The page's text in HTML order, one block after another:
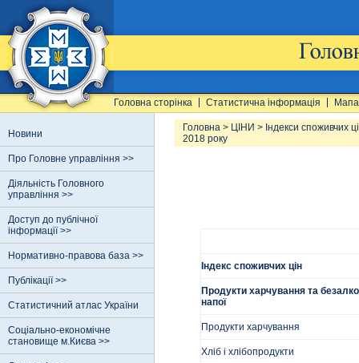
Головна сторінка Статистична інформація
Новини
Про Головне управління >>
Діяльність Головного
управління >>
Доступ до публічної
інформації >>
Нормативно-правова база >>
Публікації >>
Статистичний атлас України
Соціально-економічне
становище м.Києва >>
Головна > ЦІНИ > Індекси споживчих
2018 року
Індекс споживчих цін
Продукти харчування та
напої
Продукти харчування
Хліб і хлібопродукти